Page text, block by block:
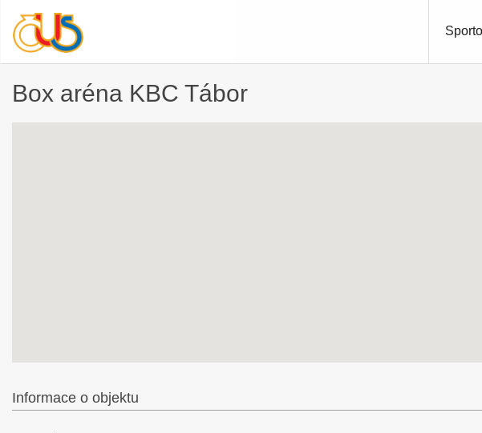
Box aréna KBC Tábor
Informace o objektu